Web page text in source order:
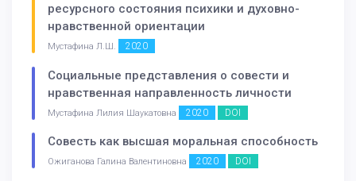
ресурсного состояния психики и духовно-
нравственной ориентации
Мустафина Л.Ш. 2020
Социальные представления о совести и
нравственная направленность личности
Мустафина Лилия Шаукатовна 2020 DOI
Совесть как высшая моральная способность
Ожиганова Галина Валентиновна 2020 DOI